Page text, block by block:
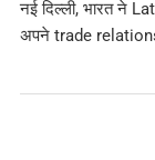
नई दिल्ली, भारत ने
अपने trade